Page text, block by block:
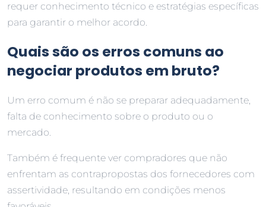
requer conhecimento técnico e estratégias específicas
para garantir o melhor acordo.
Quais são os erros comuns ao
negociar produtos em bruto?
Um erro comum é não se preparar adequadamente,
falta de conhecimento sobre o produto ou o
mercado.
Também é frequente ver compradores que não
enfrentam as contrapropostas dos fornecedores com
assertividade, resultando em condições menos